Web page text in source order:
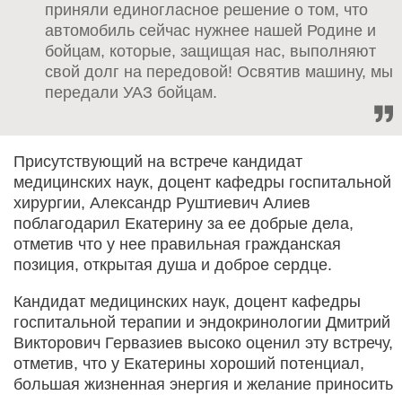
приняли единогласное решение о том, что
автомобиль сейчас нужнее нашей Родине и
бойцам, которые, защищая нас, выполняют
свой долг на передовой! Освятив машину, мы
передали УАЗ бойцам.
Присутствующий на встрече кандидат
медицинских наук, доцент кафедры госпитальной
хирургии, Александр Руштиевич Алиев
поблагодарил Екатерину за ее добрые дела,
отметив что у нее правильная гражданская
позиция, открытая душа и доброе сердце.
Кандидат медицинских наук, доцент кафедры
госпитальной терапии и эндокринологии Дмитрий
Викторович Гервазиев высоко оценил эту встречу,
отметив, что у Екатерины хороший потенциал,
большая жизненная энергия и желание приносить